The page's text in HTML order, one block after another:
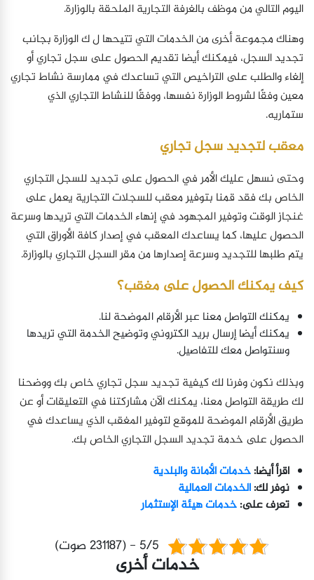
اليوم التالي من موظف بالغرفة التجارية الملحقة بالوزارة.
وهناك مجموعة أخرى من الخدمات التي تتيحها ل ك الوزارة بجانب
تجديد السجل، فيمكنك أيضا تقديم الحصول على سجل تجاري أو
إلغاء والطلب على التراخيص التي تساعدك في ممارسة نشاط تجاري
معين وفقًا لشروط الوزارة نفسها، ووفقًا للنشاط التجاري الذي
ستماريه.
معقب لتجديد سجل تجاري
وحتى نسهل عليك الأمر في الحصول على تجديد للسجل التجاري
الخاص بك فقد قمنا بتوفير معقب للسجلات التجارية يعمل على
غنجاز الوقت وتوفير المجهود في إنهاء الخدمات التي تريدها وسرعة
الحصول عليها، كما يساعدك المعقب في إصدار كافة الأوراق التي
يتم طلبها للتجديد وسرعة إصدارها من مقر السجل التجاري بالوزارة.
كيف يمكنك الحصول على مغقب؟
يمكنك التواصل معنا عبر الأرقام الموضحة لنا.
يمكنك أيضا إرسال بريد الكتروني وتوضيح الخدمة التي تريدها
وسنتواصل معك للتفاصيل.
وبذلك نكون وفرنا لك كيفية تجديد سجل تجاري خاص بك ووضحنا
لك طريقة التواصل معنا، يمكنك الآن مشاركتنا في التعليقات أو عن
طريق الأرقام الموضحة للموقع لتوفير المغقب الذي يساعدك في
الحصول على خدمة تجديد السجل التجاري الخاص بك.
اقرأ أيضا:خدمات الأمانة والبلدية
نوفر لك:الخدمات العمالية
تعرف على:خدمات هيئة الإستثمار
5/5 - (231187 صوت)
خدمات أخرى